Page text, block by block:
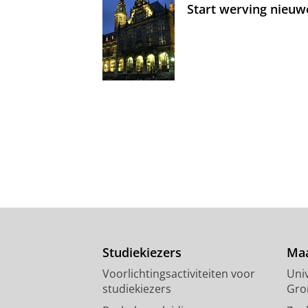
Start werving
Studiekiezers
Voorlichtingsactiviteiten voor
studiekiezers